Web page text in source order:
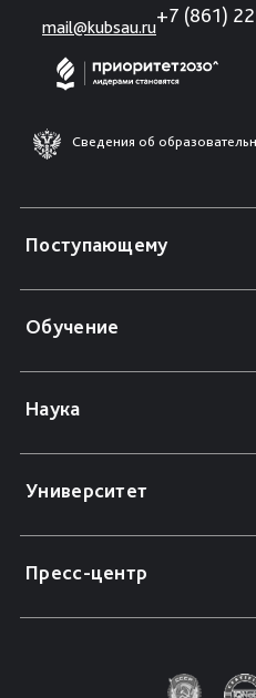
mail@kubsau.ru
+7 (861)
Сведения об
Поступающему
Обучение
Наука
Университет
Пресс-центр